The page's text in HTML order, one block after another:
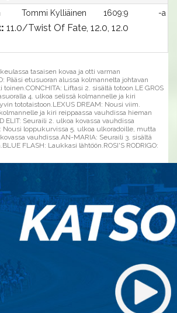
Tommi Kylliäinen 1609:9 -a
11.0/Twist Of Fate, 12.0, 12.0
tasaisen kovaa ja otti varman
Pääsi etusuoran alussa kolmannelta johtavan
Liftasi 2. sisältä totoon.LE GROS
4. ulkoa selissä kolmannelle ja kiri
tototaistoon.LEXUS DREAM: Nousi viim.
ja kiri reippaassa vauhdissa hieman
ELIT: Seuraili 2. ulkoa kovassa vauhdissa
Nousi loppukurvissa 5. ulkoa ulkoradoille, mutta
vauhdissa.AN-MARIA: Seuraili 3. sisältä
FLASH: Laukkasi lähtöön.ROSI'S RODRIGO: